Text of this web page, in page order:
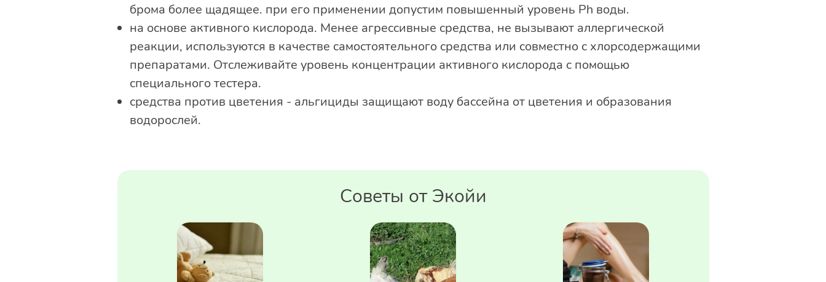
брома более щадящее. при его применении допустим повышенный уровень Ph воды.
на основе активного кислорода. Менее агрессивные средства, не вызывают аллергической
реакции, используются в качестве самостоятельного средства или совместно с хлорсодержащими
препаратами. Отслеживайте уровень концентрации активного кислорода с помощью
специального тестера.
средства против цветения - альгициды защищают воду бассейна от цветения и образования
водорослей.
Советы от Экойи